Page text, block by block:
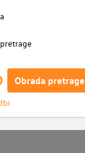
Obrada pretrage